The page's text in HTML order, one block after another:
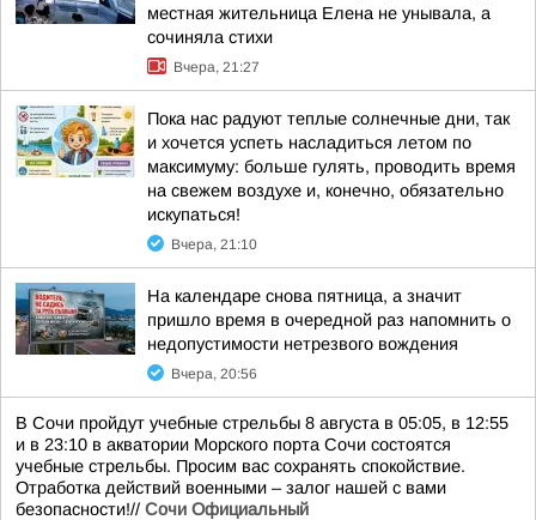
местная жительница Елена не унывала, а
сочиняла стихи
Вчера, 21:27
Пока нас радуют теплые солнечные дни, так
и хочется успеть насладиться летом по
максимуму: больше гулять, проводить время
на свежем воздухе и, конечно, обязательно
искупаться!
Вчера, 21:10
На календаре снова пятница, а значит
пришло время в очередной раз напомнить о
недопустимости нетрезвого вождения
Вчера, 20:56
В Сочи пройдут учебные стрельбы 8 августа в 05:05, в 12:55
и в 23:10 в акватории Морского порта Сочи состоятся
учебные стрельбы. Просим вас сохранять спокойствие.
Отработка действий военными – залог нашей с вами
безопасности!// Сочи Официальный